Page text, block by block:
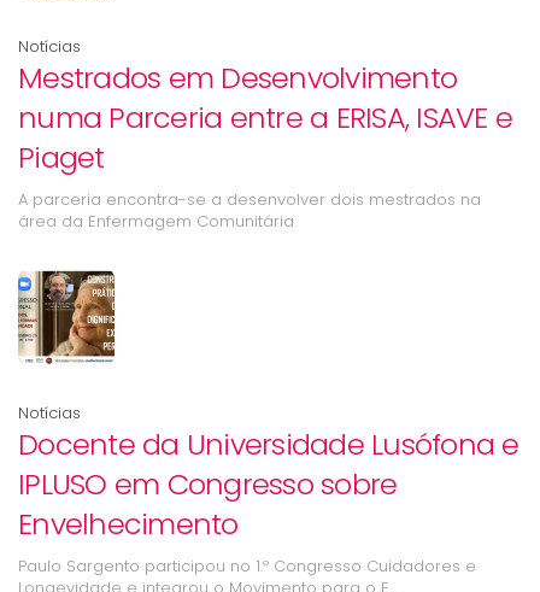
Notícias
Mestrados em Desenvolvimento
numa Parceria entre a ERISA, ISAVE e
Piaget
A parceria encontra-se a desenvolver dois mestrados na
área da Enfermagem Comunitária
Notícias
Docente da Universidade Lusófona e
IPLUSO em Congresso sobre
Envelhecimento
Paulo Sargento participou no 1.º Congresso Cuidadores e